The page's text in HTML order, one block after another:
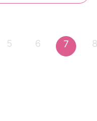
5 6 7 8